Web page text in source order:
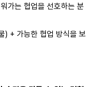
가는 협업을 선호하는 분
) + 가능한 협업 방식을 보